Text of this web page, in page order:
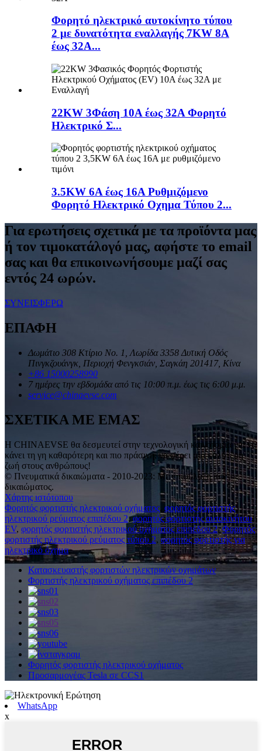
Φορητό ηλεκτρικό αυτοκίνητο τύπου
2 με δυνατότητα εναλλαγής 7KW 8A
έως 32A...
22KW 3Φάση 10A έως 32A Φορητό
Ηλεκτρικό Σ...
3.5KW 6A έως 16A Ρυθμιζόμενο
Φορητό Ηλεκτρικό Οχημα Τύπου 2...
Για ερωτήσεις σχετικά με τα προϊόντα μας
ή τον τιμοκατάλογό μας, αφήστε το email
σας και θα επικοινωνήσουμε μαζί σας
εντός 24 ωρών.
ΣΥΝΕΙΣΦΕΡΩ
ΕΠΑΦΗ
Δωμάτιο 308 Κτίριο Νο. 1, Λωρίδα 3358 Δυτική Οδός
Πινγκζουάνγκ, Περιοχή Φενγκσιάν, Σαγκάη 201417, Κίνα
+86 15000258990
7 ημέρες την εβδομάδα από τις 10:00 π.μ. έως τις 6:00 μ.μ.
service@chinaevse.com
ΣΧΕΤΙΚΑ ΜΕ ΕΜΑΣ
Η CHINAEVSE θα δεσμευτεί στην τεχνολογική καινοτομία για να
κάνει τη γη καθαρότερη και πιο πράσινη, να φέρει μια καλύτερη
ζωή στους ανθρώπους!
© Πνευματικά δικαιώματα - 2010-2023: Με επιφύλαξη παντός
δικαιώματος.
Χάρτης ιστότοπου
Φορητός φορτιστής ηλεκτρικού οχήματος, φορητός φορτιστής
ηλεκτρικού ρεύματος επιπέδου 2,φορητός φορτιστής αυτοκινήτου
EV, φορητός φορτιστής ηλεκτρικού οχήματος επιπέδου 2,Φορητός
φορτιστής ηλεκτρικού ρεύματος τύπου 2, φορητός φορτιστής για
ηλεκτρικό όχημα,
Κατασκευαστής φορτιστών ηλεκτρικών οχημάτων
Φορτιστής ηλεκτρικού οχήματος επιπέδου 2
Φορητός φορτιστής ηλεκτρικού οχήματος
Προσαρμογέας Tesla σε CCS1
WhatsApp
x